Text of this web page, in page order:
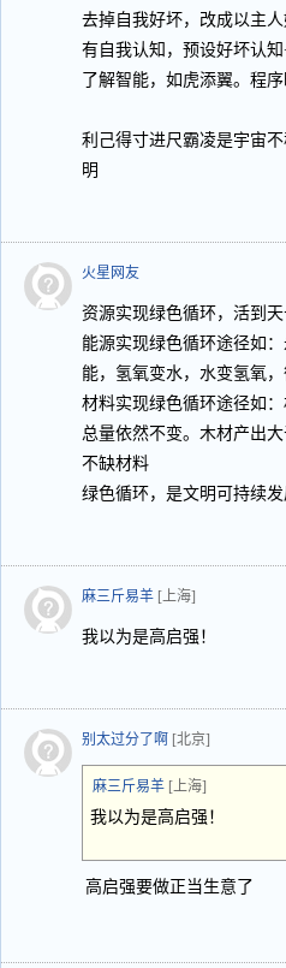
去掉自我好坏，改成以主
有自我认知，预设好坏认
了解智能，如虎添翼。程
利己得寸进尺霸凌是宇宙
明
火星网友
资源实现绿色循环，活到天
能源实现绿色循环途径如
能，氢氧变水，水变氢氧
材料实现绿色循环途径如
总量依然不变。木材产出
不缺材料
绿色循环，是文明可持续
麻三斤易羊 [上海]
我以为是高启强！
别太过分了啊 [北京]
麻三斤易羊 [上海]
我以为是高启强！
高启强要做正当生意了